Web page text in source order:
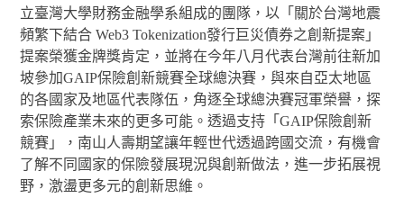
立臺灣大學財務金融學系組成的團隊，以「關於台灣地震
頻繁下結合 Web3 Tokenization發行巨災債券之創新提案」
提案榮獲金牌獎肯定，並將在今年八月代表台灣前往新加
坡參加GAIP保險創新競賽全球總決賽，與來自亞太地區
的各國家及地區代表隊伍，角逐全球總決賽冠軍榮譽，探
索保險產業未來的更多可能。透過支持「GAIP保險創新
競賽」，南山人壽期望讓年輕世代透過跨國交流，有機會
了解不同國家的保險發展現況與創新做法，進一步拓展視
野，激盪更多元的創新思維。